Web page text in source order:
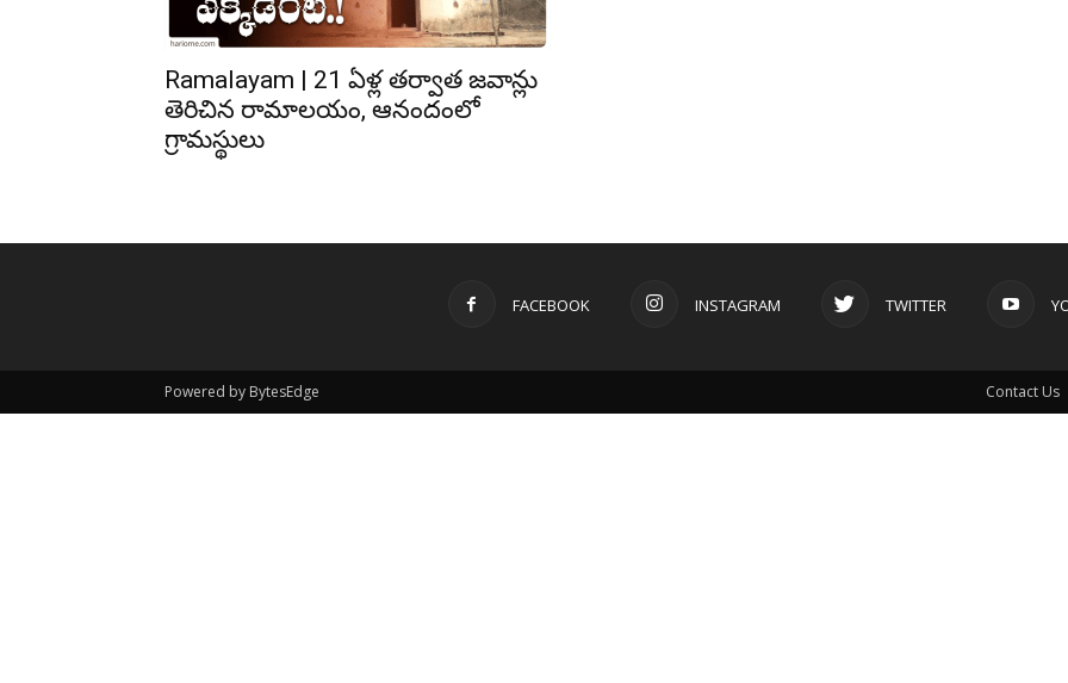
Ramalayam | 21 ఏళ్ల తర్వాత జవాన్లు
తెరిచిన రామాలయం, ఆనందంలో
గ్రామస్థులు
FACEBOOK INSTAGRAM TWITTER
Contact Us
Powered by BytesEdge